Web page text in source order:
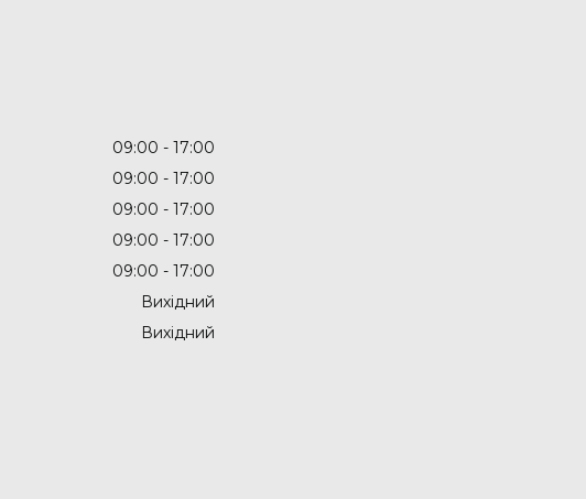
09:00
17:00
09:00
17:00
09:00
17:00
09:00
17:00
09:00
17:00
Вихідний
Вихідний